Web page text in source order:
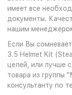
имеет все
документы.
нашим
Если Вы
3.5 Helmet Kit
целей, или лучше
товара из группы
консультанту по